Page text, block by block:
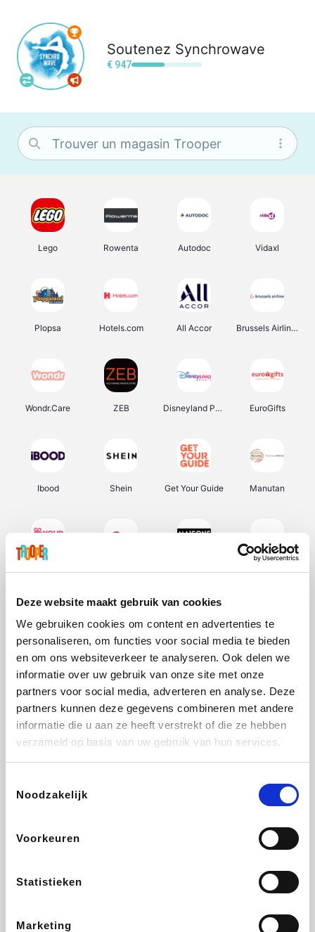
Deze website maakt gebruik van cookies
We gebruiken cookies om content en advertenties te
personaliseren, om functies voor social media te bieden
en om ons websiteverkeer te analyseren. Ook delen we
informatie over uw gebruik van onze site met onze
partners voor social media, adverteren en analyse. Deze
partners kunnen deze gegevens combineren met andere
informatie die u aan ze heeft verstrekt of die ze hebben
verzameld op basis van uw gebruik van hun services.
Noodzakelijk
Voorkeuren
Statistieken
Marketing
Soutenez Synchrowave
€ 947
Lego Rowenta Autodoc Vidaxl
Plopsa Hotels.com All Accor Brussels Airlines
Wondr.Care ZEB Disneyland Paris EuroGifts
Ibood Shein Get Your Guide Manutan
Weekendesk Sarenza Schiesser Interhome
Lufthansa
CheapTickets.be DeubaXXL